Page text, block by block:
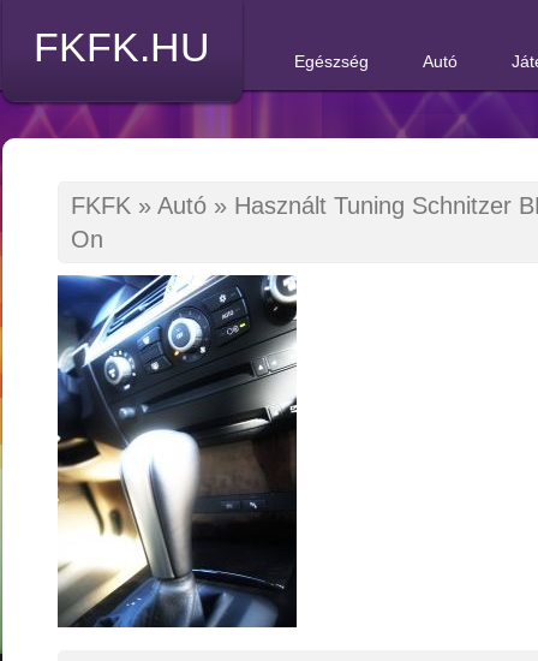
FKFK.HU Egészség Autó
FKFK » Autó » Használt Tuning Schnitzer
On